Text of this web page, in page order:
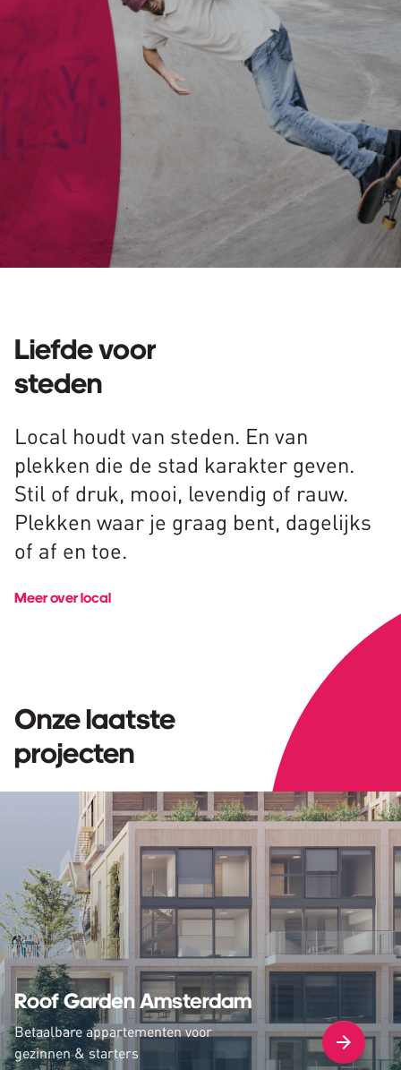
Liefde voor
steden
Local houdt van steden. En van
plekken die de stad karakter geven.
Stil of druk, mooi, levendig of rauw.
Plekken waar je graag bent, dagelijks
of af en toe.
Meer over local
Onze laatste
projecten
Roof Garden Amsterdam
Betaalbare appartementen voor
gezinnen & starters